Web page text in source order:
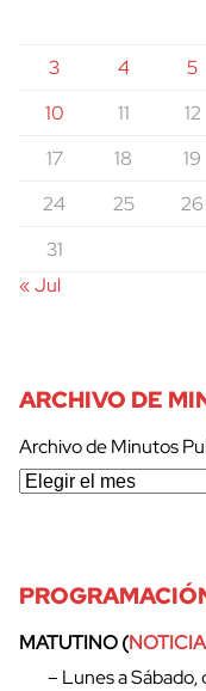
3
4 5
10
11 12
17
18 19
24
25 26
31
« Jul
ARCHIVO DE
Archivo de Minutos
MATUTINO (
– Lunes a